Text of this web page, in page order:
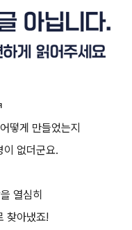
떻게 만들었는지
이 없더군요.
열심히
찾아냈죠!